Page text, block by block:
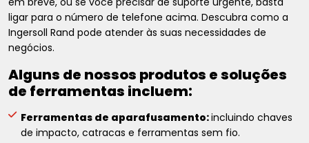
ligar para o número de telefone acima. Descubra como a
Ingersoll Rand pode atender às suas necessidades de
negócios.
Alguns de nossos produtos e soluções
de ferramentas incluem:
Ferramentas de aparafusamento:incluindo chaves
de impacto, catracas e ferramentas sem fio.